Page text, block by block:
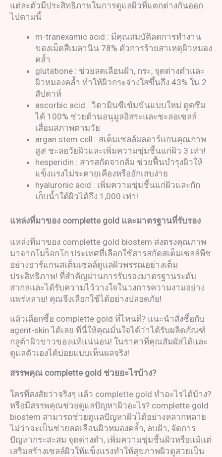
แต่ละตัวมีประสิทธิภาพในการดูแลผิวที่แตกต่างกันออก
ไปตามนี้
m-tranexamic acid : มีคุณสมบัติลดการทำงาน
ของเม็ดสีเมลานิน 78% ตัวการร้ายสาเหตุผิวหมอง
คล้ำ
glutatione : ช่วยลดเลือนฝ้า, กระ, จุดด่างดำและ
ผิวหมองคล้ำ ทำให้ผิวกระจ่างใสขึ้นถึง 43% ใน 2
สัปดาห์
ascorbic acid : วิตามินซีเข้มข้นแบบใหม่ ดูดซึม
ได้ 100% ช่วยต้านอนุมูลอิสระและชะลอเซลล์
เสื่อมสภาพตามวัย
argan stem cell : สเต็มเซลล์ผลอาร์แกนคุณภาพ
สูง! ชะลอวัยผิวและเพิ่มความชุ่มชื้นแก่ผิว 3 เท่า!
hesperidin : สารสกัดจากส้ม ช่วยฟื้นบำรุงผิวให้
แข็งแรงไม่ระคายเคืองหรืออักเสบง่าย
hyaluronic acid : เพิ่มความชุ่มชื้นแก่ผิวและกัก
เก็บน้ำใต้ผิวได้ถึง 1,000 เท่า!
แหล่งที่มาของ complette gold และมาตรฐานที่รับรอง
แหล่งที่มาของ complette gold biostem ส่งตรงคุณภาพ
มาจากโมร็อกโก ประเทศที่เลือกใช้สารสกัดสเต็มเซลล์พืช
อย่างอาร์แกนสเต็มเซลล์ดูแลผิวพรรณอย่างเต็ม
ประสิทธิภาพ! ที่สำคัญผ่านการรับรองมาตรฐานระดับ
สากลและได้รับความไว้วางใจในวงการความงามอย่าง
แพร่หลาย! คุณจึงเลือกใช้ได้อย่างปลอดภัย!
แล้วเลือกซื้อ complette gold ที่ไหนดี? แนะนำสั่งซื้อกับ
agent-skin ได้เลย ที่นี่ให้คุณมั่นใจได้ว่าได้รับผลิตภัณฑ์
กลูต้าผิวขาวของแท้แน่นอน! ในราคาที่คุณสัมผัสได้และ
ดูแลตัวเองได้บ่อยแบบเห็นผลจริง!
สรรพคุณ complette gold ช่วยอะไรบ้าง?
ใครที่สงสัยว่าจริงๆ แล้ว complette gold ทำอะไรได้บ้าง?
หรือมีสรรพคุณช่วยดูแลปัญหาผิวอะไร? complette gold
biostem สามารถช่วยดูแลปัญหาผิวได้อย่างหลากหลาย
ไม่ว่าจะเป็นช่วยลดเลือนผิวหมองคล้ำ, ลบฝ้า, จัดการ
ปัญหากระสะสม จุดด่างดำ, เพิ่มความชุ่มชื้นผิวหรือแม้แต่
เสริมสร้างเซลล์ผิวให้แข็งแรงทำให้สุขภาพผิวดูสวยเป็น